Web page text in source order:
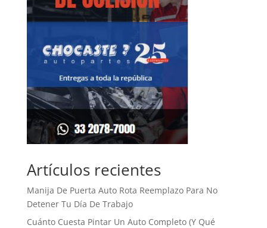
Artículos recientes
Manija De Puerta Auto Rota Reemplazo Para No
Detener Tu Día De Trabajo
Cuánto Cuesta Pintar Un Auto Completo (Y Qué